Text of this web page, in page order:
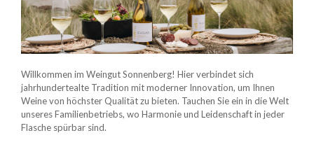
Willkommen im Weingut Sonnenberg! Hier verbindet sich
jahrhundertealte Tradition mit moderner Innovation, um Ihnen
Weine von höchster Qualität zu bieten. Tauchen Sie ein in die Welt
unseres Familienbetriebs, wo Harmonie und Leidenschaft in jeder
Flasche spürbar sind.